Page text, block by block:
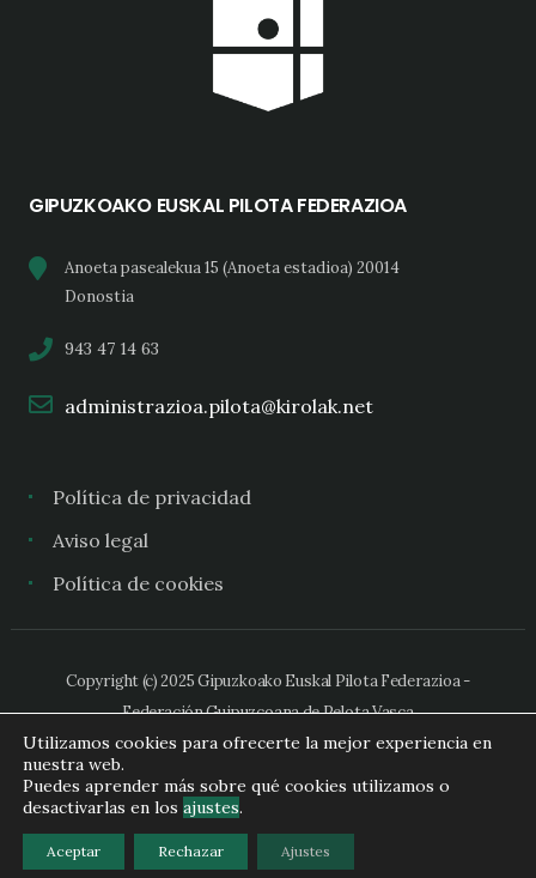
GIPUZKOAKO EUSKAL PILOTA FEDERAZIOA
Anoeta pasealekua 15 (Anoeta estadioa) 20014
Donostia
943 47 14 63
administrazioa.pilota@kirolak.net
Política de privacidad
Aviso legal
Política de cookies
Copyright (c) 2025 Gipuzkoako Euskal Pilota Federazioa -
Federación Guipuzcoana de Pelota Vasca
Utilizamos cookies para ofrecerte la mejor experiencia en
nuestra web.
Puedes aprender más sobre qué cookies utilizamos o
desactivarlas en los ajustes.
Aceptar Rechazar Ajustes